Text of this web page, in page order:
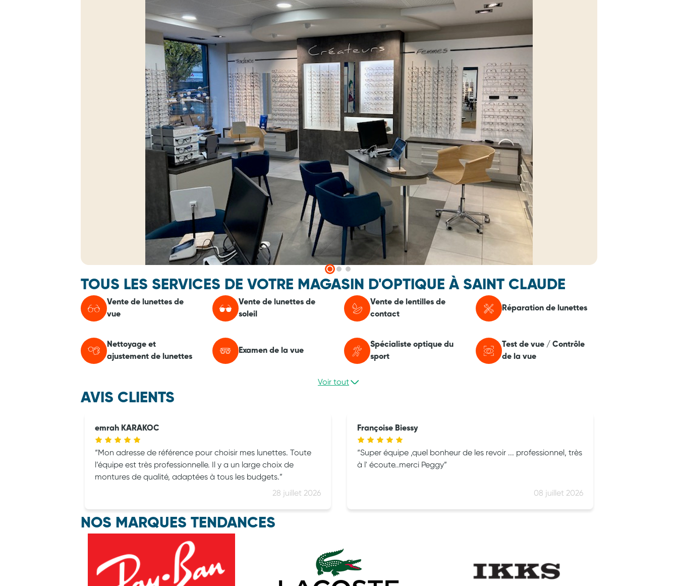
TOUS LES SERVICES DE VOTRE MAGASIN D'OPTIQUE À SAINT CLAUDE
Vente de lunettes de
vue
Vente de lunettes de
soleil
Vente de lentilles de
contact
Réparation de lunettes
Nettoyage et
ajustement de lunettes
Examen de la vue
Spécialiste optique du
sport
Test de vue / Contrôle
de la vue
Voir tout
AVIS CLIENTS
emrah KARAKOC
28 juillet 2026
Mon adresse de référence pour choisir mes lunettes. Toute
l’équipe est très professionnelle. Il y a un large choix de
montures de qualité, adaptées à tous les budgets.
Françoise Biessy
08 juillet 2026
Super équipe ,quel bonheur de les revoir ... professionnel, très
à l' écoute..merci Peggy
NOS MARQUES TENDANCES